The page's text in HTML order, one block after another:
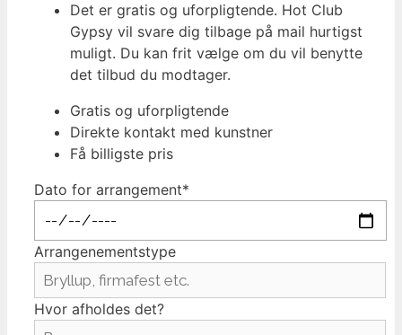
Det er gratis og uforpligtende. Hot Club
Gypsy vil svare dig tilbage på mail hurtigst
muligt. Du kan frit vælge om du vil benytte
det tilbud du modtager.
Gratis og uforpligtende
Direkte kontakt med kunstner
Få billigste pris
Dato for arrangement*
Arrangenementstype
Hvor afholdes det?